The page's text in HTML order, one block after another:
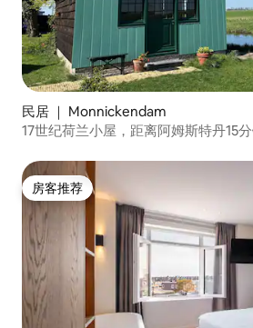
民居 ｜ Monnickendam
17世纪荷兰小屋，距离阿姆斯特丹15
房客推荐
房客推荐